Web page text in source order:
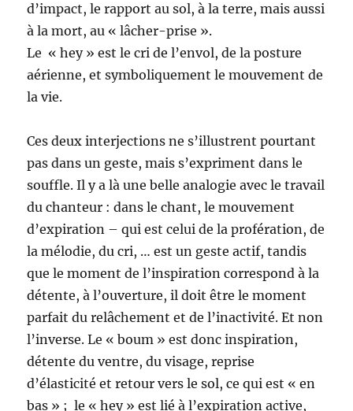
d’impact, le rapport au sol, à la terre, mais aussi
à la mort, au « lâcher-prise ».
Le « hey » est le cri de l’envol, de la posture
aérienne, et symboliquement le mouvement de
la vie.
Ces deux interjections ne s’illustrent pourtant
pas dans un geste, mais s’expriment dans le
souffle. Il y a là une belle analogie avec le travail
du chanteur : dans le chant, le mouvement
d’expiration – qui est celui de la profération, de
la mélodie, du cri, … est un geste actif, tandis
que le moment de l’inspiration correspond à la
détente, à l’ouverture, il doit être le moment
parfait du relâchement et de l’inactivité. Et non
l’inverse. Le « boum » est donc inspiration,
détente du ventre, du visage, reprise
d’élasticité et retour vers le sol, ce qui est « en
bas » ; le « hey » est lié à l’expiration active,